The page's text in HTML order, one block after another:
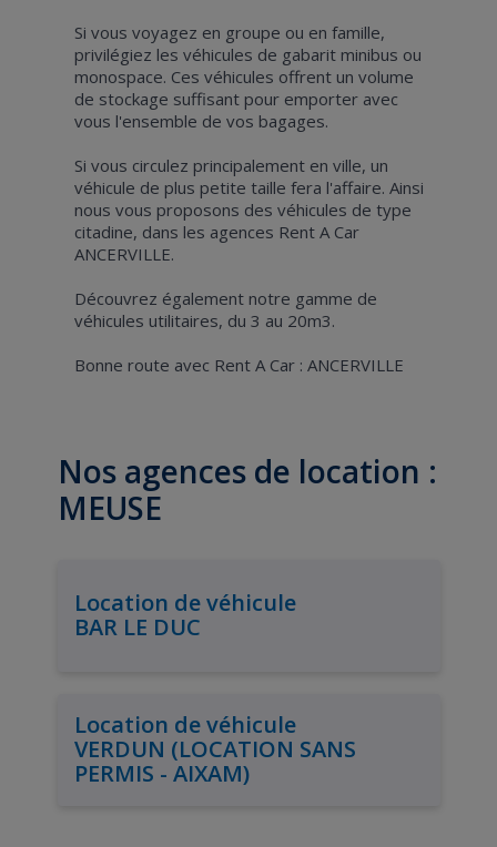
Si vous voyagez en groupe ou en famille,
privilégiez les véhicules de gabarit minibus ou
monospace. Ces véhicules offrent un volume
de stockage suffisant pour emporter avec
vous l'ensemble de vos bagages.
Si vous circulez principalement en ville, un
véhicule de plus petite taille fera l'affaire. Ainsi
nous vous proposons des véhicules de type
citadine, dans les agences Rent A Car
ANCERVILLE.
Découvrez également notre gamme de
véhicules utilitaires, du 3 au 20m3.
Bonne route avec Rent A Car : ANCERVILLE
Nos agences de location :
MEUSE
Location de véhicule
BAR LE DUC
Location de véhicule
VERDUN (LOCATION SANS
PERMIS - AIXAM)